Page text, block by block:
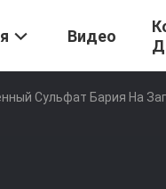
Видео
Сульфат Бария На